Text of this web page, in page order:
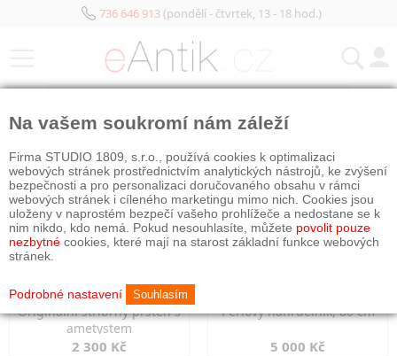
736 646 913(pondělí - čtvrtek, 13 - 18 hod.)
Originální stříbrný prsten s
ametystem
2 300 Kč
Perlový náhrdelník, 80 cm
5 000 Kč
Na vašem soukromí nám záleží
Firma STUDIO 1809, s.r.o., používá cookies k optimalizaci
webových stránek prostřednictvím analytických nástrojů, ke zvýšení
bezpečnosti a pro personalizaci doručovaného obsahu v rámci
webových stránek i cíleného marketingu mimo nich. Cookies jsou
uloženy v naprostém bezpečí vašeho prohlížeče a nedostane se k
nim nikdo, kdo nemá. Pokud nesouhlasíte, můžete povolit pouze
nezbytné cookies, které mají na starost základní funkce webových
stránek.
Podrobné nastavení Souhlasím